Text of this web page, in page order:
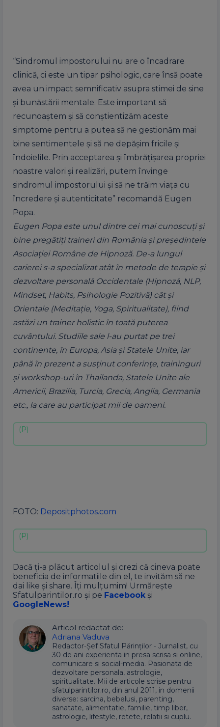
“Sindromul impostorului nu are o încadrare
clinică, ci este un tipar psihologic, care însă poate
avea un impact semnificativ asupra stimei de sine
și bunăstării mentale. Este important să
recunoaștem și să conștientizăm aceste
simptome pentru a putea să ne gestionăm mai
bine sentimentele și să ne depășim fricile și
îndoielile. Prin acceptarea și îmbrățișarea propriei
noastre valori și realizări, putem învinge
sindromul impostorului și să ne trăim viața cu
încredere și autenticitate” recomandă Eugen
Popa.
Eugen Popa este unul dintre cei mai cunoscuţi şi
bine pregătiţi traineri din România şi preşedintele
Asociaţiei Române de Hipnoză. De-a lungul
carierei s-a specializat atât în metode de terapie și
dezvoltare personală Occidentale (Hipnoză, NLP,
Mindset, Habits, Psihologie Pozitivă) cât și
Orientale (Meditație, Yoga, Spiritualitate), fiind
astăzi un trainer holistic în toată puterea
cuvântului. Studiile sale l-au purtat pe trei
continente, în Europa, Asia și Statele Unite, iar
până în prezent a susţinut conferinţe, traininguri
şi workshop-uri în Thailanda, Statele Unite ale
Americii, Brazilia, Turcia, Grecia, Anglia, Germania
etc., la care au participat mii de oameni.
FOTO: Depositphotos.com
Dacă ți-a plăcut articolul și crezi că cineva poate
beneficia de informatiile din el, te invităm să ne
dai like și share. Îți mulțumim! Urmărește
Sfatulparintilor.ro și pe Facebook și
GoogleNews!
Articol redactat de:
Adriana Vaduva
Redactor-Șef Sfatul Părinților - Jurnalist, cu
30 de ani experienta in presa scrisa si online,
comunicare si social-media. Pasionata de
dezvoltare personala, astrologie,
spiritualitate. Mii de articole scrise pentru
sfatulparintilor.ro, din anul 2011, in domenii
diverse: sarcina, bebelusi, parenting,
sanatate, alimentatie, familie, timp liber,
astrologie, lifestyle, retete, relatii si cuplu.